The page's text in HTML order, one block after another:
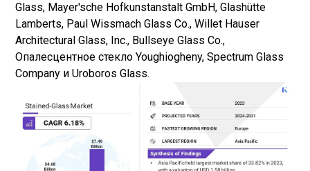
Glass, Mayer'sche Hofkunstanstalt GmbH, Glashütte
Lamberts, Paul Wissmach Glass Co., Willet Hauser
Architectural Glass, Inc., Bullseye Glass Co.,
Опалесцентное стекло Youghiogheny, Spectrum Glass
Company и Uroboros Glass.